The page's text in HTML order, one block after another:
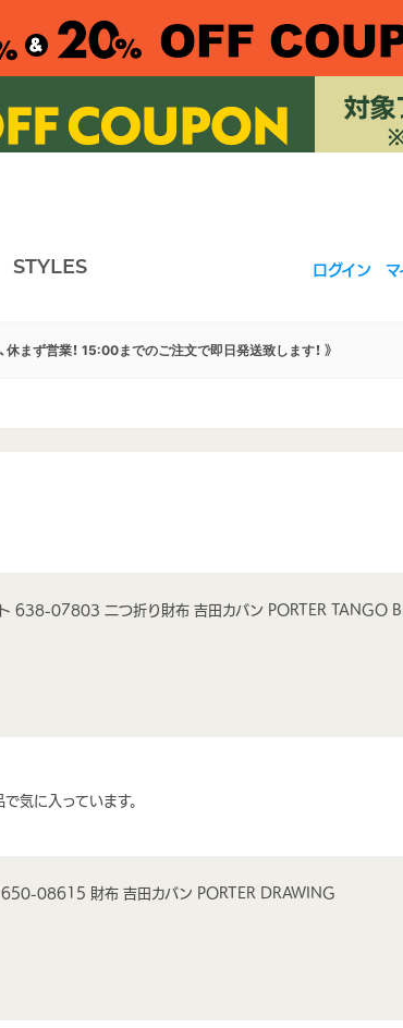
STYLES ログイン
休まず営業！ 15:00までのご注文で即日発送致します！ 》
ト 638-07803 二つ折り財布 吉田カバン PORTER TANGO
気に入っています。
650-08615 財布 吉田カバン PORTER DRAWING